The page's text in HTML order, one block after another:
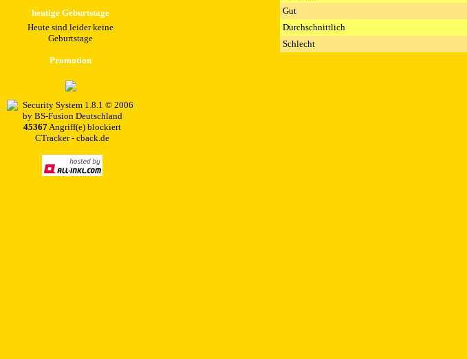
heutige Geburtstage
Heute sind leider keine
Geburtstage
Promotion
45367Angriff(e) blockiert
CTracker - cback.de
Gut
Durchschnittlich
Schlecht